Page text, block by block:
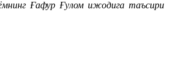
Ғафур Ғулом ижодига таъсири